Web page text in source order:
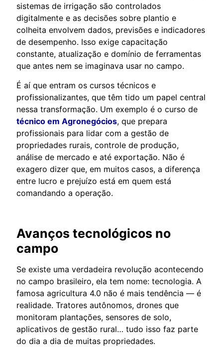
sistemas de irrigação são controlados
digitalmente e as decisões sobre plantio e
colheita envolvem dados, previsões e indicadores
de desempenho. Isso exige capacitação
constante, atualização e domínio de ferramentas
que antes nem se imaginava usar no campo.
É aí que entram os cursos técnicos e
profissionalizantes, que têm tido um papel central
nessa transformação. Um exemplo é o curso de
técnico em Agronegócios, que prepara
profissionais para lidar com a gestão de
propriedades rurais, controle de produção,
análise de mercado e até exportação. Não é
exagero dizer que, em muitos casos, a diferença
entre lucro e prejuízo está em quem está
comandando a operação.
Avanços tecnológicos no
campo
Se existe uma verdadeira revolução acontecendo
no campo brasileiro, ela tem nome: tecnologia. A
famosa agricultura 4.0 não é mais tendência — é
realidade. Tratores autônomos, drones que
monitoram plantações, sensores de solo,
aplicativos de gestão rural… tudo isso faz parte
do dia a dia de muitas propriedades.